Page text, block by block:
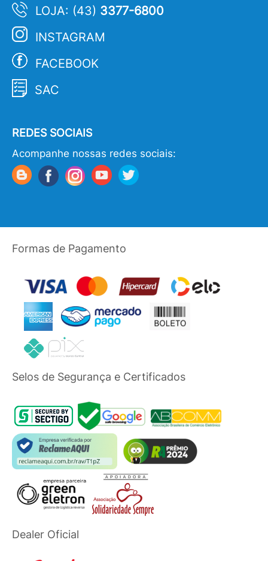
LOJA: (43) 3377-6800
INSTAGRAM
FACEBOOK
SAC
REDES SOCIAIS
Acompanhe nossas redes sociais:
Formas de Pagamento
Selos de Segurança e Certificados
Dealer Oficial